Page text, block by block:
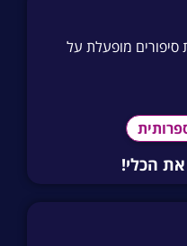
סיפורים מופעלת על
את הכלי!